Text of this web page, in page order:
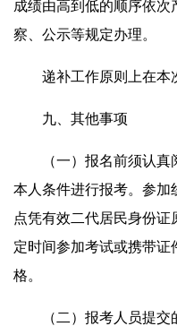
成绩由高到低的顺序依
察、公示等规定办理。
递补工作原则上在本次
九、其他事项
（一）报名前须认真
本人条件进行报考。参加
点凭有效二代居民身份
定时间参加考试或携带证
格。
（二）报考人员提交